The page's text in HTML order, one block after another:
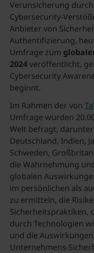
Verunsicherung
Cybersecurity-
Anbieter von
Authentifizierung,
Umfrage zum
2024veröffentlicht,
Cybersecurity
beginnt.
Im Rahmen der von
Umfrage wurden
Welt befragt,
Deutschland, Indien,
Schweden,
die Wahrnehmung
globalen
im persönlichen als
zu ermitteln, die
Sicherheitspraktiken,
durch Technologien
und die
Unternehmens-